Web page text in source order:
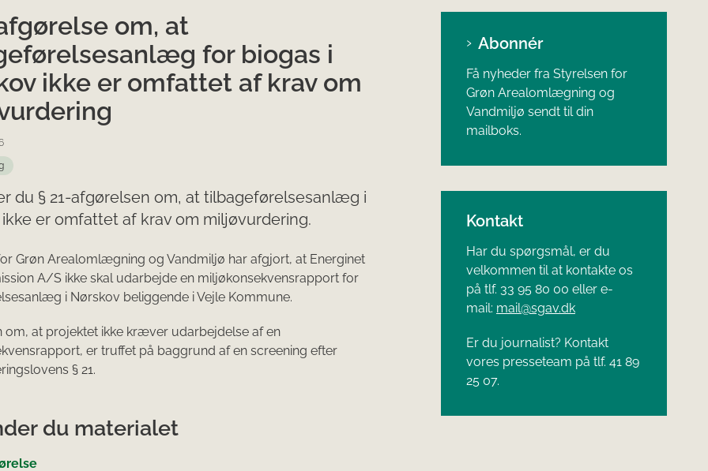
om, at
for biogas i
ikke er omfattet af krav om
du § 21-afgørelsen om, at tilbageførelsesanlæg i
er omfattet af krav om miljøvurdering.
Grøn Arealomlægning og Vandmiljø har afgjort, at Energinet
A/S ikke skal udarbejde en miljøkonsekvensrapport for
i Nørskov beliggende i Vejle Kommune.
om, at projektet ikke kræver udarbejdelse af en
er truffet på baggrund af en screening efter
§ 21.
du materialet
Abonnér
Få nyheder fra Styrelsen for
Grøn Arealomlægning og
Vandmiljø sendt til din
mailboks.
Kontakt
Har du spørgsmål, er du
velkommen til at kontakte os
på tlf. 33 95 80 00 eller e-
mail: mail@sgav.dk
Er du journalist? Kontakt
vores presseteam på tlf. 41 89
25 07.